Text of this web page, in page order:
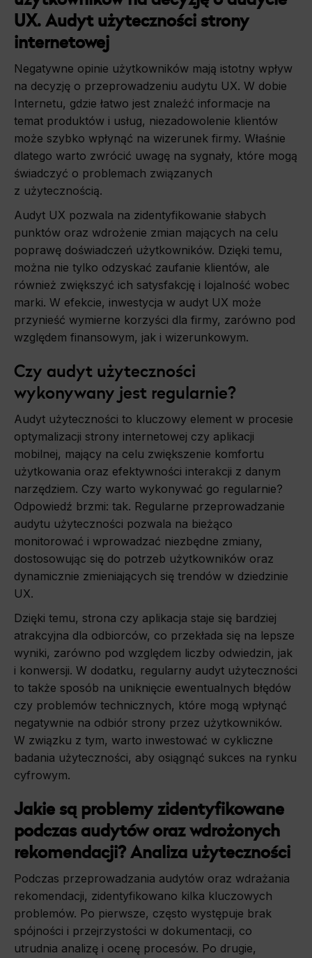
UX. Audyt użyteczności strony
internetowej
Negatywne opinie użytkowników mają istotny wpływ
na decyzję o przeprowadzeniu audytu UX. W dobie
Internetu, gdzie łatwo jest znaleźć informacje na
temat produktów i usług, niezadowolenie klientów
może szybko wpłynąć na wizerunek firmy. Właśnie
dlatego warto zwrócić uwagę na sygnały, które mogą
świadczyć o problemach związanych
z użytecznością.
Audyt UX pozwala na zidentyfikowanie słabych
punktów oraz wdrożenie zmian mających na celu
poprawę doświadczeń użytkowników. Dzięki temu,
można nie tylko odzyskać zaufanie klientów, ale
również zwiększyć ich satysfakcję i lojalność wobec
marki. W efekcie, inwestycja w audyt UX może
przynieść wymierne korzyści dla firmy, zarówno pod
względem finansowym, jak i wizerunkowym.
Czy audyt użyteczności
wykonywany jest regularnie?
Audyt użyteczności to kluczowy element w procesie
optymalizacji strony internetowej czy aplikacji
mobilnej, mający na celu zwiększenie komfortu
użytkowania oraz efektywności interakcji z danym
narzędziem. Czy warto wykonywać go regularnie?
Odpowiedź brzmi: tak. Regularne przeprowadzanie
audytu użyteczności pozwala na bieżąco
monitorować i wprowadzać niezbędne zmiany,
dostosowując się do potrzeb użytkowników oraz
dynamicznie zmieniających się trendów w dziedzinie
UX.
Dzięki temu, strona czy aplikacja staje się bardziej
atrakcyjna dla odbiorców, co przekłada się na lepsze
wyniki, zarówno pod względem liczby odwiedzin, jak
i konwersji. W dodatku, regularny audyt użyteczności
to także sposób na uniknięcie ewentualnych błędów
czy problemów technicznych, które mogą wpłynąć
negatywnie na odbiór strony przez użytkowników.
W związku z tym, warto inwestować w cykliczne
badania użyteczności, aby osiągnąć sukces na rynku
cyfrowym.
Jakie są problemy zidentyfikowane
podczas audytów oraz wdrożonych
rekomendacji? Analiza użyteczności
Podczas przeprowadzania audytów oraz wdrażania
rekomendacji, zidentyfikowano kilka kluczowych
problemów. Po pierwsze, często występuje brak
spójności i przejrzystości w dokumentacji, co
utrudnia analizę i ocenę procesów. Po drugie,